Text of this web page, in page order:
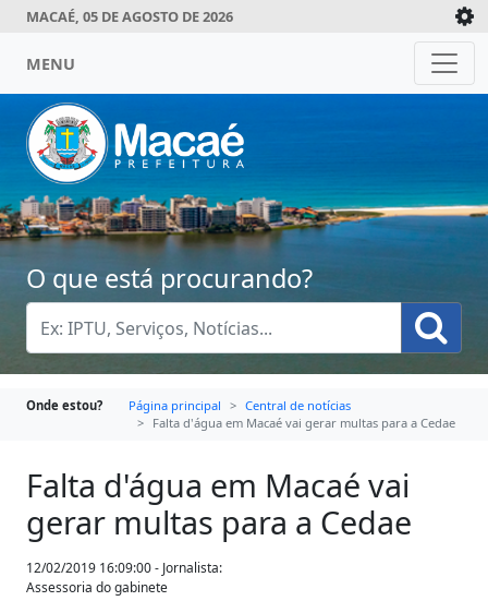
MACAÉ, 05 DE AGOSTO DE 2026
MENU
O que está procurando?
Onde estou? Página principal
Central de notícias
Falta d'água em Macaé vai gerar multas para a Cedae
Falta d'água em Macaé vai
gerar multas para a Cedae
12/02/2019 16:09:00 - Jornalista:
Assessoria do gabinete